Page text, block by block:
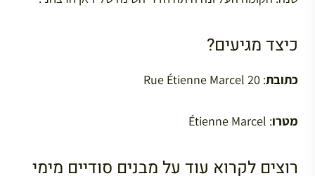
כיצד מגיעים?
כתובת: 20 Rue Étienne Marcel
מטרו: Étienne Marcel
רוצים לקרוא עוד על מבנים סודיים מימי